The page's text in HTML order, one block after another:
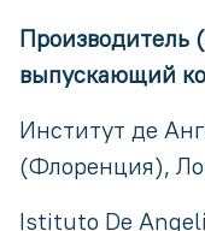
Производитель
выпускающий
Институт де
(Флоренция),
Istituto De